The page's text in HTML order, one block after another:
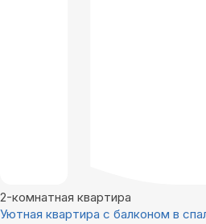
2-комнатная квартира
Уютная квартира с балконом в